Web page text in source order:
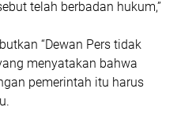
telah berbadan hukum,”
“Dewan Pers tidak
menyatakan bahwa
pemerintah itu harus